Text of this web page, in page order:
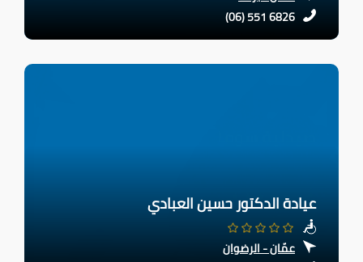
(06) 551 6826
عيادة الدكتور حسين العبادي
عمّان - الرضوان